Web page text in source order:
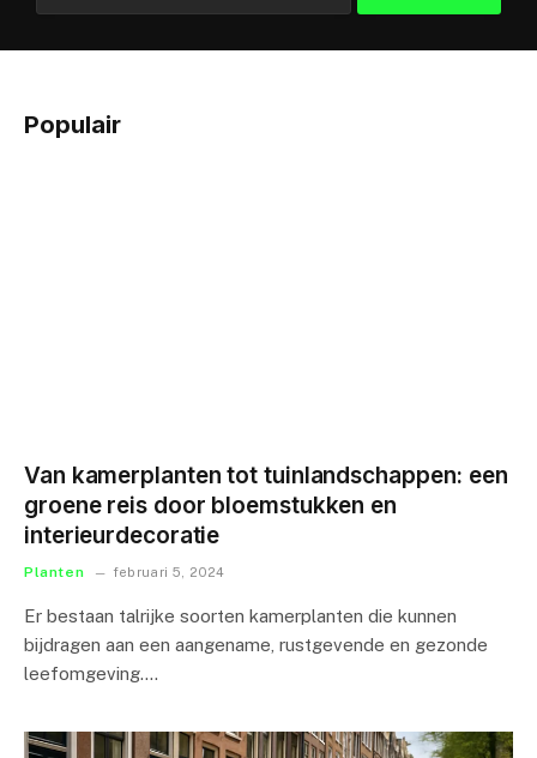
Populair
Van kamerplanten tot tuinlandschappen: een
groene reis door bloemstukken en
interieurdecoratie
Planten februari 5, 2024
Er bestaan talrijke soorten kamerplanten die kunnen
bijdragen aan een aangename, rustgevende en gezonde
leefomgeving.…